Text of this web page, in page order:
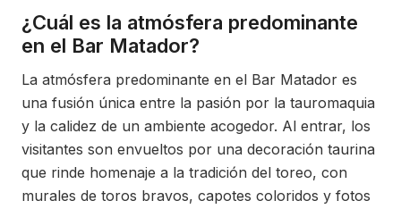
¿Cuál es la atmósfera predominante
en el Bar Matador?
La atmósfera predominante en el Bar Matador es
una fusión única entre la pasión por la tauromaquia
y la calidez de un ambiente acogedor. Al entrar, los
visitantes son envueltos por una decoración taurina
que rinde homenaje a la tradición del toreo, con
murales de toros bravos, capotes coloridos y fotos